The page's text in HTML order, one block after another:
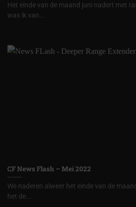
Het einde van de maand juni nadert met
was ik van...
CF News Flash – Mei 2022
We naderen alweer het einde van de
het de...